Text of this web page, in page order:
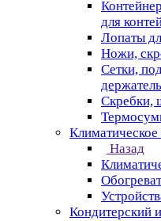
для
Лопаты
Ножи,
Сетки,
Скребки,
Назад
Кондитерский